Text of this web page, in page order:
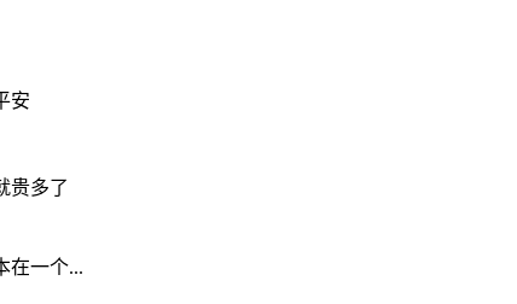
安
贵多了
在一个...